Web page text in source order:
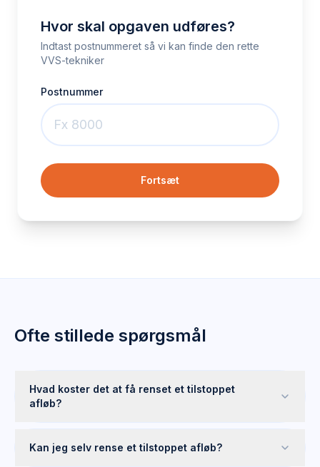
Hvor skal opgaven udføres?
Indtast postnummeret så vi kan finde den rette
VVS-tekniker
Postnummer
Fortsæt
Ofte stillede spørgsmål
Hvad koster det at få renset et tilstoppet
afløb?
Kan jeg selv rense et tilstoppet afløb?